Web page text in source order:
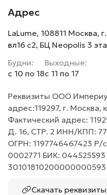
Адрес
LaLume, 108811 Москва,
вл16 с2, БЦ Neopolis 3
Будни
с 10 по 18
Выходные
с 11 по 17
Реквизиты ООО
адрес:119297, г. Москва,
Фактический адрес:
Д. 16, СТР. 2 ИНН/КПП:
ОГРН: 1197746467423 Р/
0002771 БИК:
30101810200000000593
Скачать реквизиты